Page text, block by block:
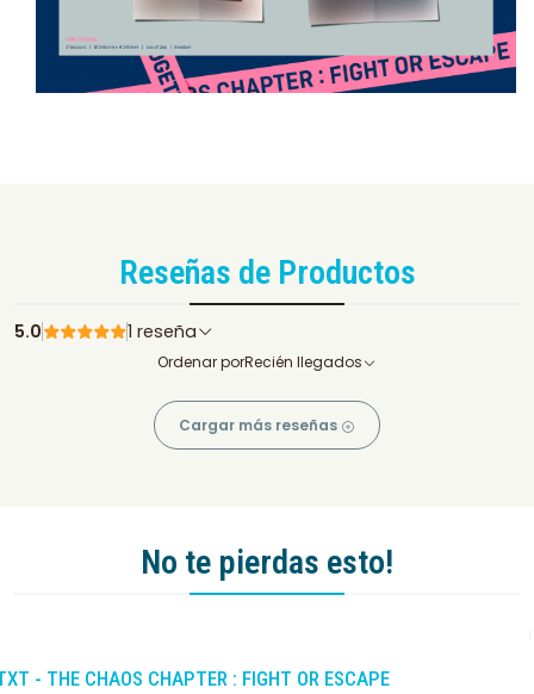
Reseñas de Productos
5.0 1 reseña
Ordenar porRecién llegados
Cargar más reseñas
No te pierdas esto!
- THE CHAOS CHAPTER : FIGHT OR ESCAPE